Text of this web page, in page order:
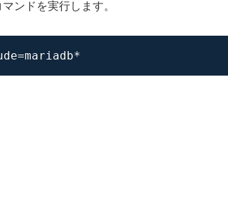
ンドを実行します。